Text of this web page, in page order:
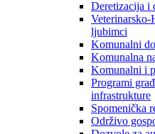
Deretizacija i
Veterinarsko-
ljubimci
Komunalni
Komunalna
Komunalni i
Programi
infrastrukture
Spomenička
Održivo